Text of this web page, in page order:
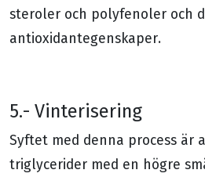
steroler och polyfenoler och
antioxidantegenskaper.
5.- Vinterisering
Syftet med denna process är
triglycerider med en högre